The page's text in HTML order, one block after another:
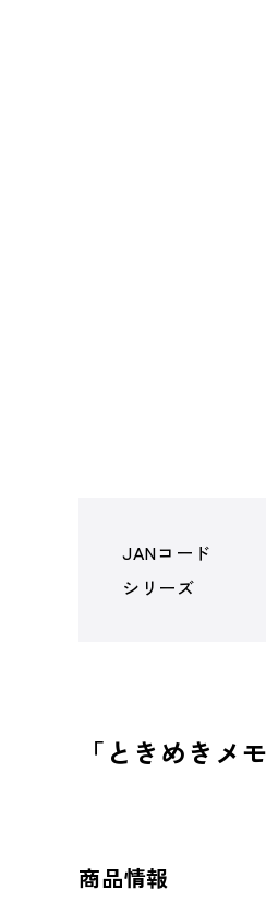
JANコード
シリーズ
「ときめきメ
商品情報